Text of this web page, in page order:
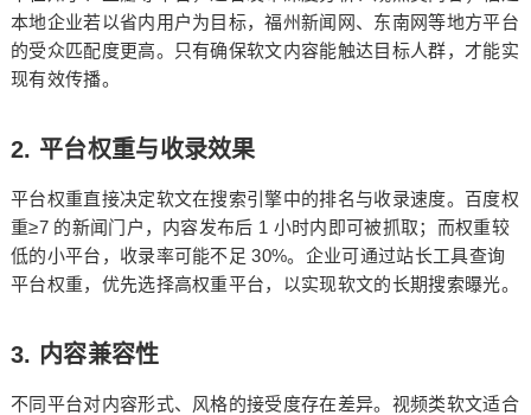
本地企业若以省内用户为目标，福州新闻网、东南网等地方平台
的受众匹配度更高。只有确保软文内容能触达目标人群，才能实
现有效传播。
2. 平台权重与收录效果
平台权重直接决定软文在搜索引擎中的排名与收录速度。百度权
重≥7 的新闻门户，内容发布后 1 小时内即可被抓取；而权重较
低的小平台，收录率可能不足30%。企业可通过站长工具查询
平台权重，优先选择高权重平台，以实现软文的长期搜索曝光。
3. 内容兼容性
不同平台对内容形式、风格的接受度存在差异。视频类软文适合